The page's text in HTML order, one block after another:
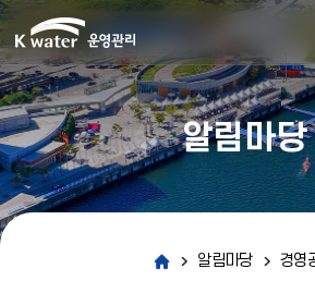
알림마당
알림마당 경영